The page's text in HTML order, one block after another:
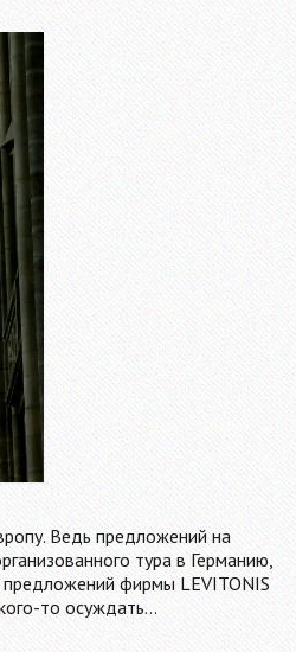
Ведь предложений на
тура в Германию,
предложений фирмы LEVITONIS
то осуждать…